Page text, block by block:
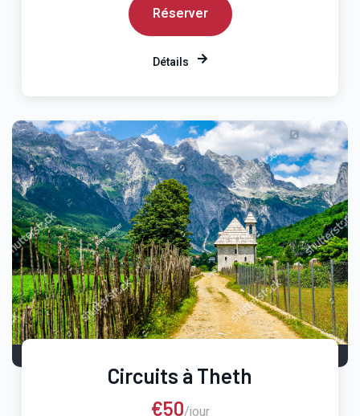
Réserver
Détails
Circuits à Theth
€50/jour